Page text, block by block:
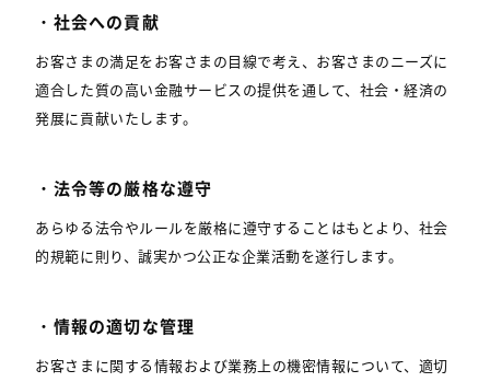
・社会への貢献
お客さまの満足をお客さまの目線で考え、お客さまのニーズに
適合した質の高い金融サービスの提供を通して、社会・経済の
発展に貢献いたします。
・法令等の厳格な遵守
あらゆる法令やルールを厳格に遵守することはもとより、社会
的規範に則り、誠実かつ公正な企業活動を遂行します。
・情報の適切な管理
お客さまに関する情報および業務上の機密情報について、適切